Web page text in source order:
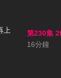
第230集
16分鐘